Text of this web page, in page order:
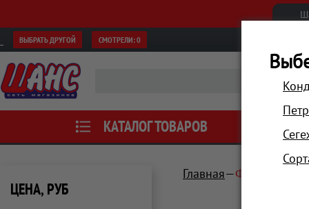
ВЫБРАТЬ ДРУГОЙ СМОТРЕЛИ:0
КАТАЛОГ ТОВАРОВ АКЦИИ
ЦЕНА, РУБ
Главная Фото и